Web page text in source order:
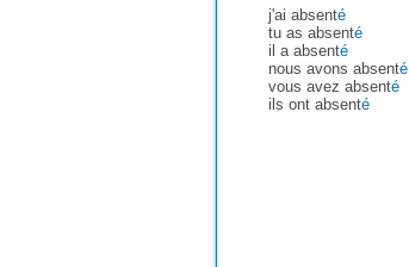
j'ai absenté
tu as absenté
il a absenté
nous avons absenté
vous avez absenté
ils ont absenté